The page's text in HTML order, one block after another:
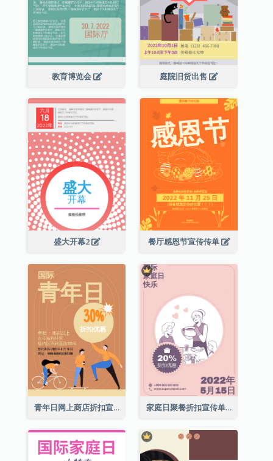
教育博览会 庭院旧货出售
盛大开幕2 餐厅感恩节宣传传单
青年日网上商店折扣宣传单张 家庭日聚餐折扣宣传单张